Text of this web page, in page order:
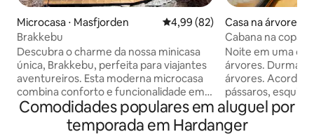
Microcasa ⋅ Masfjorden 4,99 de uma avaliação média
4,99 (82)
Brakkebu
Descubra o charme da nossa minicasa
única, Brakkebu, perfeita para viajantes
aventureiros. Esta moderna microcasa
combina conforto e funcionalidade em
um ambiente acolhedor. Você
encontrará uma sala de estar iluminada,
uma cozinha totalmente equipada e
Casa na árvore ⋅
Cabana na copa
floresta perto do
Noite em uma
árvores. Durma
árvores. Acorde
pássaros,
abaixo. Uma
natureza. A uma
Hardangerfjord,
Comodidades populares em aluguel por
temporada em Hardanger